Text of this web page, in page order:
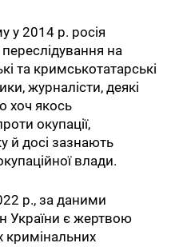
у 2014 р. росія
на
та кримськотатарські
журналісти, деякі
хоч якось
окупації,
й досі зазнають
влади.
р., за даними
України є жертвою
кримінальних